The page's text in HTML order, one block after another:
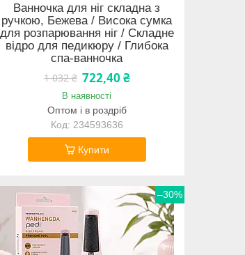
Ванночка для ніг складна з
ручкою, Бежева / Висока сумка
для розпарювання ніг / Складне
відро для педикюру / Глибока
спа-ванночка
1 032 ₴ 722,40 ₴
В наявності
Оптом і в роздріб
234593636
Купити
–30%